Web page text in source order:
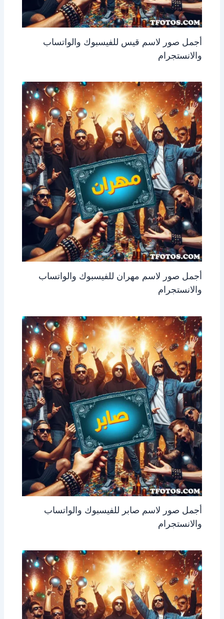
أجمل صور لاسم قيس للفيسبوك والواتساب
والانستجرام
أجمل صور لاسم مهران للفيسبوك والواتساب
والانستجرام
أجمل صور لاسم صابر للفيسبوك والواتساب
والانستجرام